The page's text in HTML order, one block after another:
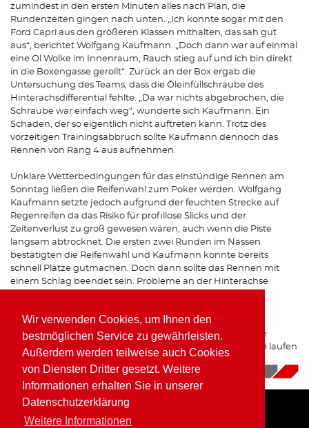
Wir verwenden Cookies, um Ihnen den
bestmöglichen Service zu gewährleisten.
Außerdem werden teilweise auch Cookies
von Diensten Dritter gesetzt. Weitere
Informationen erhalten Sie in unserer
Datenschutzerklärung
Weitere Informationen
zumindest in den ersten Minuten alles nach Plan, die
Rundenzeiten gingen nach unten. „Ich konnte sogar mit den
Ford Capri aus den größeren Klassen mithalten, das sah gut
aus“, berichtet Wolfgang Kaufmann. „Doch dann war auf einmal
eine Öl Wolke im Innenraum, Rauch stieg auf und ich bin direkt
in die Boxengasse gerollt“. Zurück an der Box ergab die
Untersuchung des Teams, dass die Öleinfüllschraube des
Hinterachsdifferential fehlte. „Da war nichts abgebrochen, die
Schraube war einfach weg“, wunderte sich Kaufmann. Ein
Schaden, der so eigentlich nicht auftreten kann. Trotz des
vorzeitigen Trainingsabbruch sollte Kaufmann dennoch das
Rennen von Rang 4 aus aufnehmen.
Unklare Wetterbedingungen für das einstündige Rennen am
Sonntag ließen die Reifenwahl zum Poker werden. Wolfgang
Kaufmann setzte jedoch aufgrund der feuchten Strecke auf
Regenreifen da das Risiko für profillose Slicks und der
Zeitenverlust zu groß gewesen wären, auch wenn die Piste
langsam abtrocknet. Die ersten zwei Runden im Nassen
bestätigten die Reifenwahl und Kaufmann konnte bereits
schnell Plätze gutmachen. Doch dann sollte das Rennen mit
einem Schlag beendet sein. Probleme an der Hinterachse
Leider ging die Saison 2018 für Wolfgang Kaufmann ohne
zählbares Ergebnis zu Ende, doch die Planungen für 2019 laufen
06.11.2018|
Home Impressum